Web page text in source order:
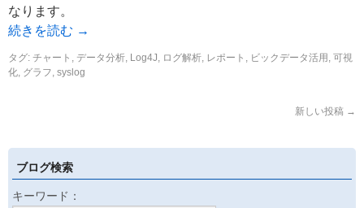
なります。
続きを読む →
タグ: チャート , データ分析, Log4J, ログ解析, レポート , ビックデータ活用 , 可視
化, グラフ, syslog
新しい投稿 →
ブログ検索
キーワード：